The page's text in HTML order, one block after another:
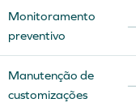
Monitoramento
preventivo
Manutenção de
customizações